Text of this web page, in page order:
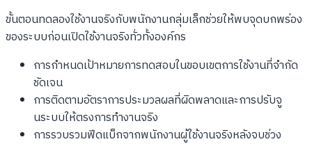
ขั้นตอนทดลองใช้งานจริงกับพนักงานกลุ่มเล็กช่วยให้พบจุดบกพร่อง
ของระบบก่อนเปิดใช้งานจริงทั่วทั้งองค์กร
การกำหนดเป้าหมายการทดสอบในขอบเขตการใช้งานที่จำกัด
ชัดเจน
การติดตามอัตราการประมวลผลที่ผิดพลาดและการปรับจู
นระบบให้ตรงการทำงานจริง
การรวบรวมฟีดแบ็กจากพนักงานผู้ใช้งานจริงหลังจบช่วง